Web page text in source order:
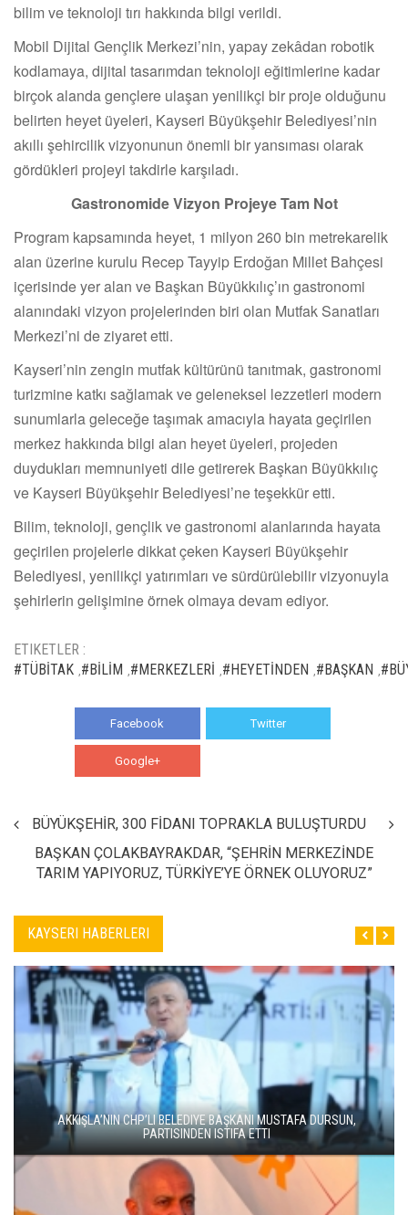
bilim ve teknoloji tırı hakkında bilgi verildi.
Mobil Dijital Gençlik Merkezi’nin, yapay zekâdan robotik
kodlamaya, dijital tasarımdan teknoloji eğitimlerine kadar
birçok alanda gençlere ulaşan yenilikçi bir proje olduğunu
belirten heyet üyeleri, Kayseri Büyükşehir Belediyesi’nin
akıllı şehircilik vizyonunun önemli bir yansıması olarak
gördükleri projeyi takdirle karşıladı.
Gastronomide Vizyon Projeye Tam Not
Program kapsamında heyet, 1 milyon 260 bin metrekarelik
alan üzerine kurulu Recep Tayyip Erdoğan Millet Bahçesi
içerisinde yer alan ve Başkan Büyükkılıç’ın gastronomi
alanındaki vizyon projelerinden biri olan Mutfak Sanatları
Merkezi’ni de ziyaret etti.
Kayseri’nin zengin mutfak kültürünü tanıtmak, gastronomi
turizmine katkı sağlamak ve geleneksel lezzetleri modern
sunumlarla geleceğe taşımak amacıyla hayata geçirilen
merkez hakkında bilgi alan heyet üyeleri, projeden
duydukları memnuniyeti dile getirerek Başkan Büyükkılıç
ve Kayseri Büyükşehir Belediyesi’ne teşekkür etti.
Bilim, teknoloji, gençlik ve gastronomi alanlarında hayata
geçirilen projelerle dikkat çeken Kayseri Büyükşehir
Belediyesi, yenilikçi yatırımları ve sürdürülebilir vizyonuyla
şehirlerin gelişimine örnek olmaya devam ediyor.
ETIKETLER :
#TÜBİTAK #BİLİM #MERKEZLERİ #HEYETİNDEN #BAŞKAN
Facebook Twitter
Google+
BÜYÜKŞEHİR, 300 FİDANI TOPRAKLA BULUŞTURDU
BAŞKAN ÇOLAKBAYRAKDAR, “ŞEHRİN MERKEZİNDE
TARIM YAPIYORUZ, TÜRKİYE’YE ÖRNEK OLUYORUZ”
KAYSERI HABERLERI
AKKIŞLA’NIN CHP’LI BELEDIYE BAŞKANI MUSTAFA DURSUN,
PARTISINDEN ISTIFA ETTI